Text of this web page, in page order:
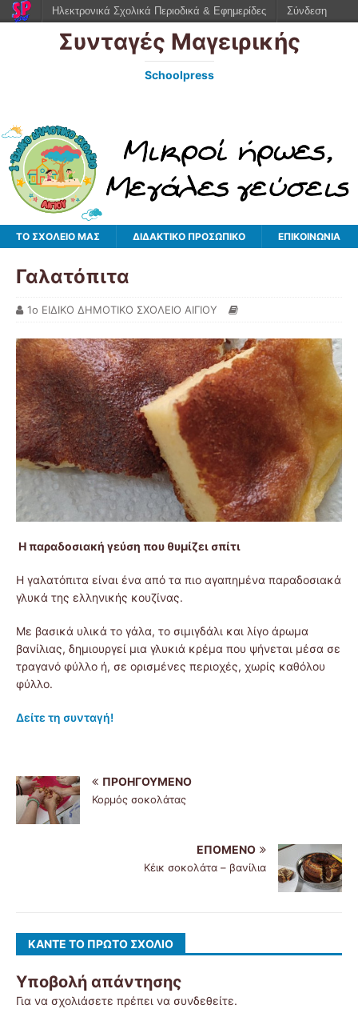
Συνταγές Μαγειρικής
Schoolpress
ΤΟ ΣΧΟΛΕΙΟ ΜΑΣ ΔΙΔΑΚΤΙΚΟ ΠΡΟΣΩΠΙΚΟ ΕΠΙΚΟΙΝΩΝΙΑ
Γαλατόπιτα
1ο ΕΙΔΙΚΟ ΔΗΜΟΤΙΚΟ ΣΧΟΛΕΙΟ ΑΙΓΙΟΥ
Η παραδοσιακή γεύση που θυμίζει σπίτι
Η γαλατόπιτα είναι ένα από τα πιο αγαπημένα παραδοσιακά
γλυκά της ελληνικής κουζίνας.
Με βασικά υλικά το γάλα, το σιμιγδάλι και λίγο άρωμα
βανίλιας, δημιουργεί μια γλυκιά κρέμα που ψήνεται μέσα σε
τραγανό φύλλο ή, σε ορισμένες περιοχές, χωρίς καθόλου
φύλλο.
Δείτε τη συνταγή!
ΠΡΟΗΓΟΎΜΕΝΟ
Κορμός σοκολάτας
ΕΠΌΜΕΝΟ
Κέικ σοκολάτα – βανίλια
ΚΆΝΤΕ ΤΟ ΠΡΏΤΟ ΣΧΌΛΙΟ
Υποβολή απάντησης
Για να σχολιάσετε πρέπει να συνδεθείτε.
Ηλεκτρονικά Σχολικά Περιοδικά & Εφημερίδες Σύνδεση